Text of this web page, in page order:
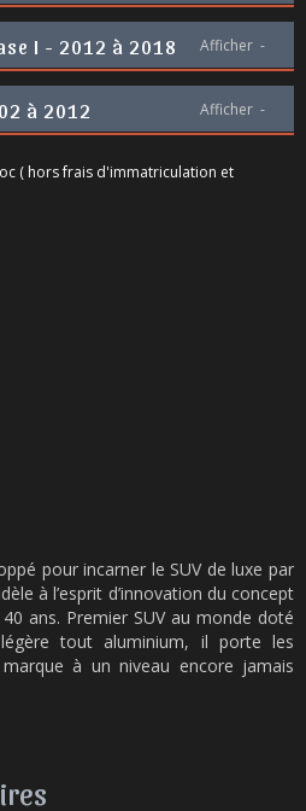
I - 2012 à 2018 Afficher -
à 2012 Afficher -
( hors frais d'immatriculation et
pour incarner le SUV de luxe par
à l’esprit d’innovation du concept
ans. Premier SUV au monde doté
tout aluminium, il porte les
à un niveau encore jamais